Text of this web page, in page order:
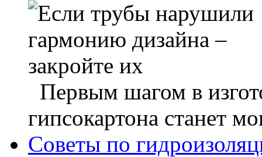
Первым шагом в
гипсокартона станет
Советы по